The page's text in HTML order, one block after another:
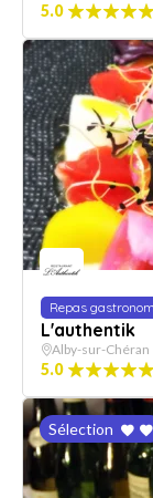
5.0
Repas
L'authentik
Alby-sur-Chéran
5.0
Sélection